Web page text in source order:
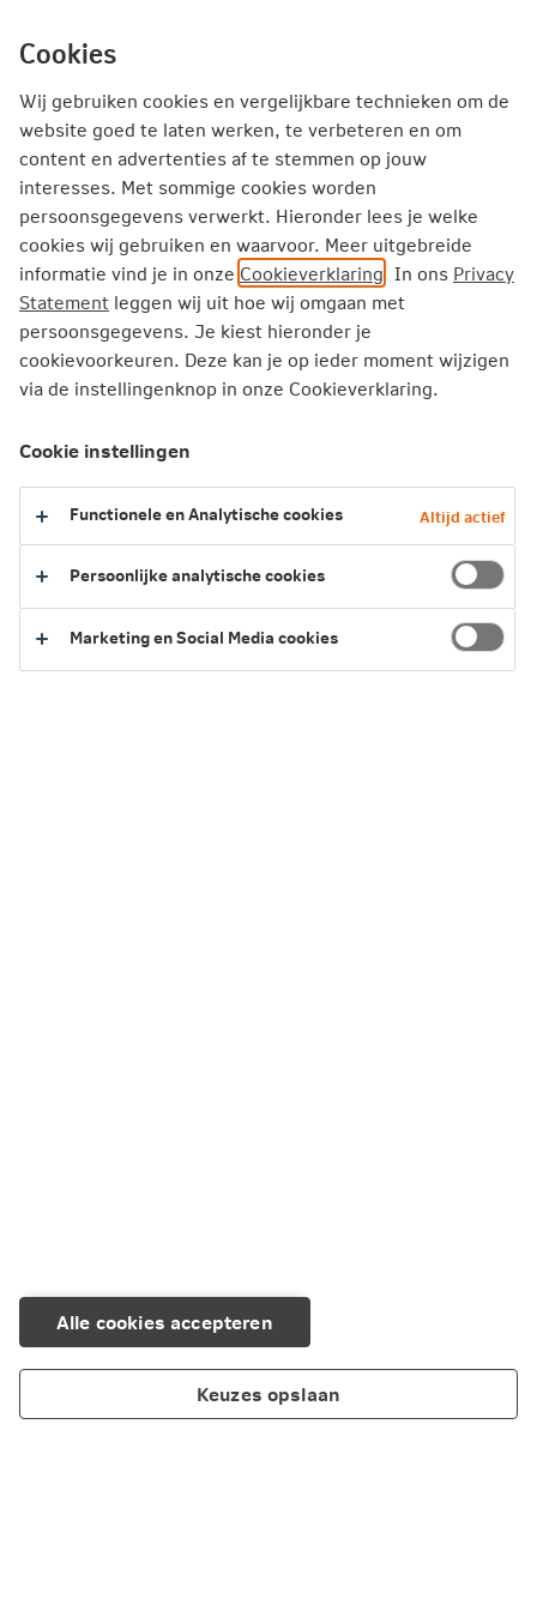
direct
naar
Producten Service en Contact Inspiratie
Particulier Zorgverzekering
Vergoedingen
Gezichtsprothese
Gezichtsprothese
Gezichtsprothesen bedekken je gezicht of een gedeelte
ervan, inclusief neus en oorschelpen. Ze worden gebruikt
bij verminking van het gezicht.
2025
Terug naar het overzicht van vergoedingen
Cookies
Wij gebruiken cookies en vergelijkbare technieken om de
website goed te laten werken, te verbeteren en om
content en advertenties af te stemmen op jouw
interesses. Met sommige cookies worden
persoonsgegevens verwerkt. Hieronder lees je welke
cookies wij gebruiken en waarvoor. Meer uitgebreide
informatie vind je in onze Cookieverklaring. In ons Privacy
Statement leggen wij uit hoe wij omgaan met
persoonsgegevens. Je kiest hieronder je
cookievoorkeuren. Deze kan je op ieder moment wijzigen
via de instellingenknop in onze Cookieverklaring.
Alle cookies accepteren
Cookie instellingen
Functionele en Analytische cookies Altijd actief
Persoonlijke analytische cookies
Marketing en Social Media cookies
Keuzes opslaan